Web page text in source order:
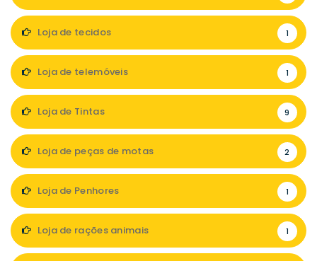
Loja de tecidos 1
Loja de telemóveis 1
Loja de Tintas 9
Loja de peças de motas 2
Loja de Penhores 1
Loja de rações animais 1